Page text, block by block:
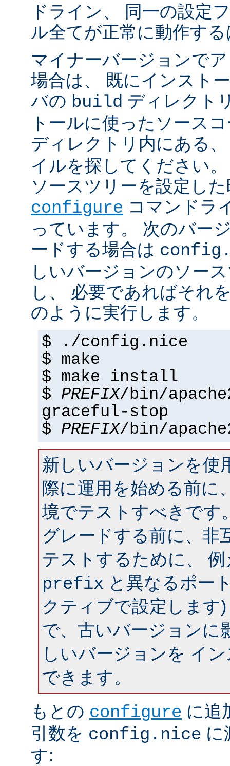
ドライン、 同一の設定
ル全てが正常に動作す
マイナーバージョンで
場合は、 既にインスト
バの build ディレクト
トールに使ったソース
ディレクトリ内にある
イルを探してください
ソースツリーを設定し
configure コマンドラ
っています。 次のバー
ードする場合は
しいバージョンのソー
し、 必要であればそれ
のように実行します。
$ ./config.nice
$ make
$ make install
$ PREFIX/bin/
graceful-stop
$ PREFIX/bin/
新しいバージョンを使
際に運用を始める前に
境でテストすべきです
グレードする前に、非
テストするために、
prefix と異なるポー
クティブで設定します
で、古いバージョンに
しいバージョンを イ
できます。
もとの configure に追
引数を config.nice に
す: